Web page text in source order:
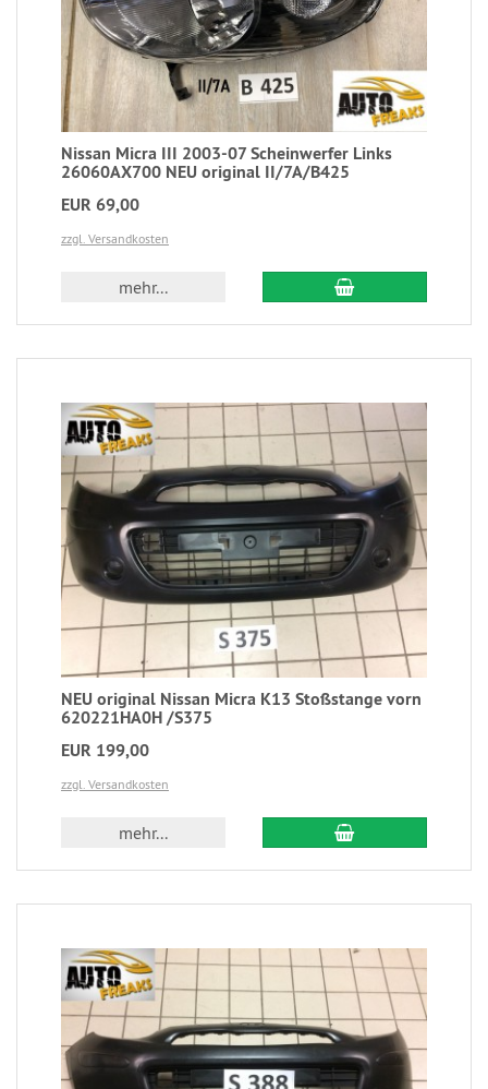
Nissan Micra III 2003-07 Scheinwerfer Links
26060AX700 NEU original II/7A/B425
EUR 69,00
zzgl. Versandkosten
mehr...
NEU original Nissan Micra K13 Stoßstange vorn
620221HA0H /S375
EUR 199,00
zzgl. Versandkosten
mehr...